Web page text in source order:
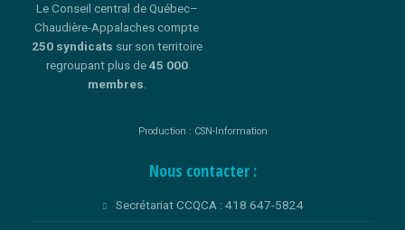
Le Conseil central de Québec–
Chaudière-Appalaches compte
250 syndicats sur son territoire
regroupant plus de45 000
membres.
Production : CSN-Information
Nous contacter :
Secrétariat CCQCA : 418 647-5824